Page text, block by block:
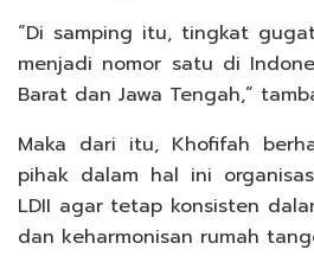
“Di samping itu, tingkat
menjadi nomor satu di
Barat dan Jawa Tengah,”
Maka dari itu, Khofifah
pihak dalam hal ini
LDII agar tetap konsisten
dan keharmonisan rumah